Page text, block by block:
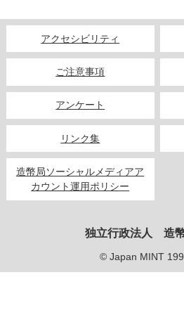
公式SNS
アクセシビリティ
ご注意事項
アンケート
リンク集
造幣局ソーシャルメディアア
カウント運用ポリシー
独立行政法人 造
© Japan MINT